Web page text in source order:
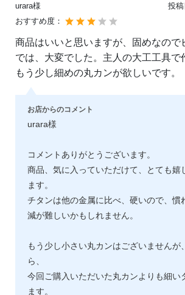
urara様 投稿
おすすめ度：
商品はいいと思いますが、固めなので
では、大変でした。主人の大工工具で
もう少し細めの丸カンが欲しいです。
お店からのコメント
urara様
コメントありがとうございます。
商品、気に入っていただけて、とても嬉
ます。
チタンは他の金属に比べ、硬いので、慣
減が難しいかもしれません。
もう少し小さい丸カンはございませんが
ら、
今回ご購入いただいた丸カンよりも細い
ます。